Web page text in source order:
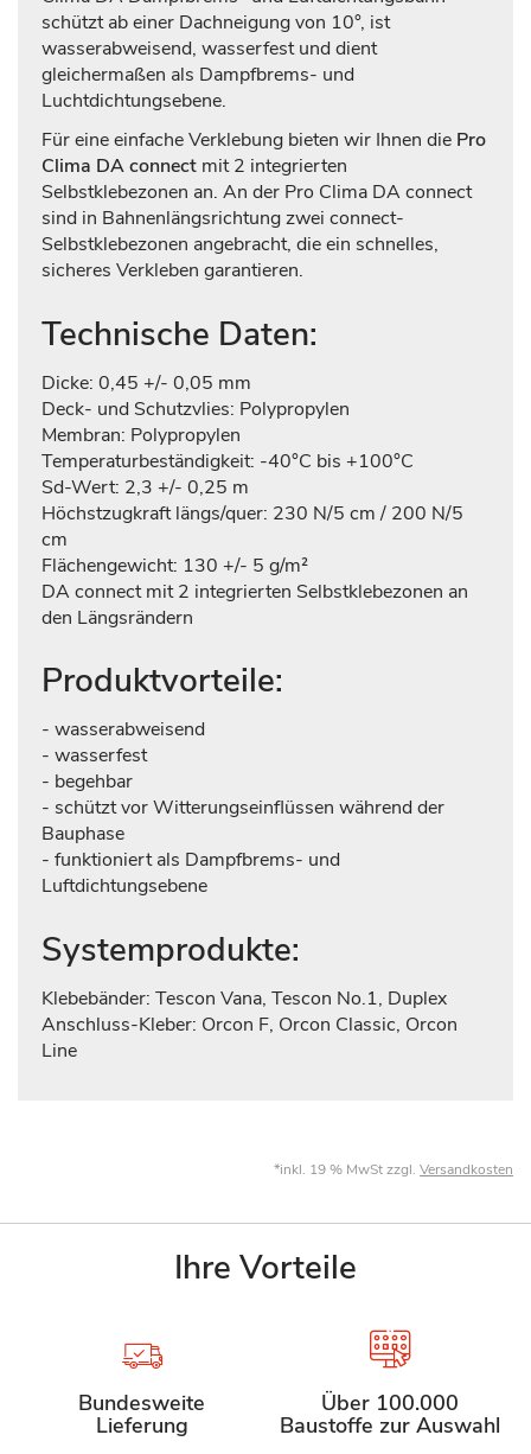
schützt ab einer Dachneigung von 10°, ist
wasserabweisend, wasserfest und dient
gleichermaßen als Dampfbrems- und
Luchtdichtungsebene.
Für eine einfache Verklebung bieten wir Ihnen die Pro
Clima DA connect mit 2 integrierten
Selbstklebezonen an. An der Pro Clima DA connect
sind in Bahnenlängsrichtung zwei connect-
Selbstklebezonen angebracht, die ein schnelles,
sicheres Verkleben garantieren.
Technische Daten:
Dicke: 0,45 +/- 0,05 mm
Deck- und Schutzvlies: Polypropylen
Membran: Polypropylen
Temperaturbeständigkeit: -40°C bis +100°C
Sd-Wert: 2,3 +/- 0,25 m
Höchstzugkraft längs/quer: 230 N/5 cm / 200 N/5
cm
Flächengewicht: 130 +/- 5 g/m²
DA connect mit 2 integrierten Selbstklebezonen an
den Längsrändern
Produktvorteile:
- wasserabweisend
- wasserfest
- begehbar
- schützt vor Witterungseinflüssen während der
Bauphase
- funktioniert als Dampfbrems- und
Luftdichtungsebene
Systemprodukte:
Klebebänder: Tescon Vana, Tescon No.1, Duplex
Anschluss-Kleber: Orcon F, Orcon Classic, Orcon
Line
*inkl. 19 % MwSt zzgl. Versandkosten
Ihre Vorteile
Bundesweite
Lieferung
Über 100.000
Baustoffe zur Auswahl